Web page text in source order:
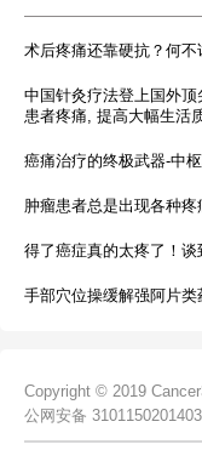
术后疼痛还靠硬抗？何不
中国针灸疗法登上国外
患者疼痛, 提高大幅生活
癌痛治疗的终极武器-中
肿瘤患者总是出现各种
得了癌症真的太疼了！谈
手部穴位操缓解强阿片类
Copyright © 2019
公网安备